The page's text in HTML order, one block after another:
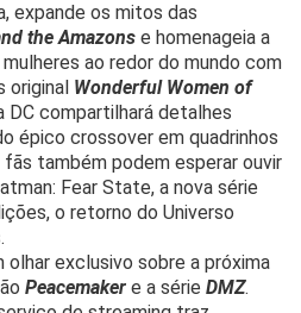
expande os mitos das
the Amazons e homenageia a
ao redor do mundo com
original Wonderful Women of
DC compartilhará detalhes
épico crossover em quadrinhos
também podem esperar ouvir
Fear State, a nova série
o retorno do Universo
olhar exclusivo sobre a próxima
Peacemaker e a série DMZ.